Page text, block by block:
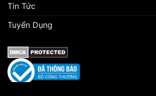
Tin Tức
Tuyển Dụng